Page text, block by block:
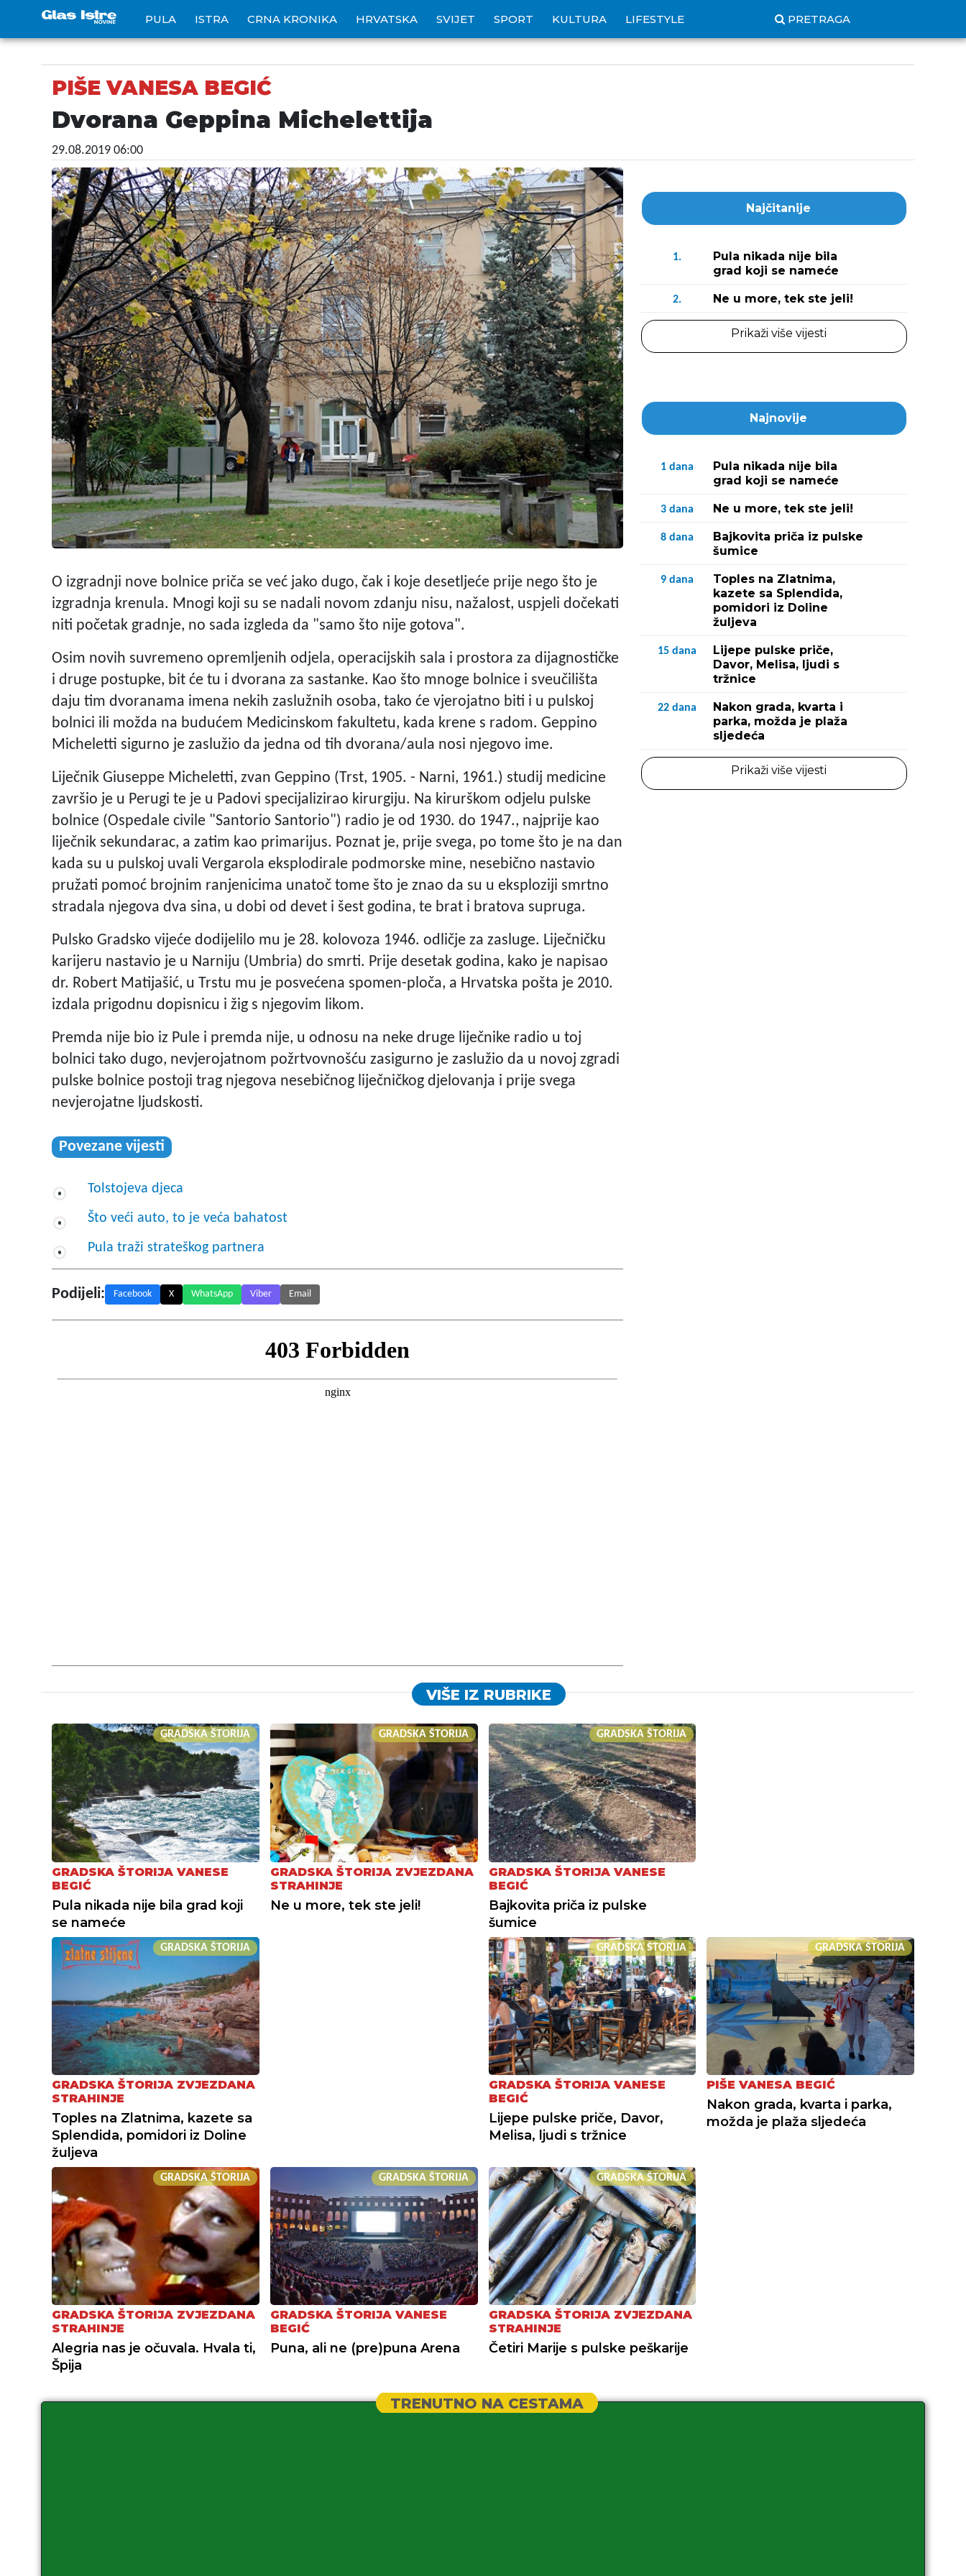
PULA ISTRA CRNA KRONIKA HRVATSKA SVIJET SPORT KULTURA LIFESTYLE PRETRAGA
PIŠE VANESA BEGIĆ
Dvorana Geppina Michelettija
29.08.2019 06:00
O izgradnji nove bolnice priča se već jako dugo, čak i koje desetljeće prije nego što je
izgradnja krenula. Mnogi koji su se nadali novom zdanju nisu, nažalost, uspjeli dočekati
niti početak gradnje, no sada izgleda da "samo što nije gotova".
Osim novih suvremeno opremljenih odjela, operacijskih sala i prostora za dijagnostičke
i druge postupke, bit će tu i dvorana za sastanke. Kao što mnoge bolnice i sveučilišta
daju tim dvoranama imena nekih zaslužnih osoba, tako će vjerojatno biti i u pulskoj
bolnici ili možda na budućem Medicinskom fakultetu, kada krene s radom. Geppino
Micheletti sigurno je zaslužio da jedna od tih dvorana/aula nosi njegovo ime.
Liječnik Giuseppe Micheletti, zvan Geppino (Trst, 1905. - Narni, 1961.) studij medicine
završio je u Perugi te je u Padovi specijalizirao kirurgiju. Na kirurškom odjelu pulske
bolnice (Ospedale civile "Santorio Santorio") radio je od 1930. do 1947., najprije kao
liječnik sekundarac, a zatim kao primarijus. Poznat je, prije svega, po tome što je na dan
kada su u pulskoj uvali Vergarola eksplodirale podmorske mine, nesebično nastavio
pružati pomoć brojnim ranjenicima unatoč tome što je znao da su u eksploziji smrtno
stradala njegova dva sina, u dobi od devet i šest godina, te brat i bratova supruga.
Pulsko Gradsko vijeće dodijelilo mu je 28. kolovoza 1946. odličje za zasluge. Liječničku
karijeru nastavio je u Narniju (Umbria) do smrti. Prije desetak godina, kako je napisao
dr. Robert Matijašić, u Trstu mu je posvećena spomen-ploča, a Hrvatska pošta je 2010.
izdala prigodnu dopisnicu i žig s njegovim likom.
Premda nije bio iz Pule i premda nije, u odnosu na neke druge liječnike radio u toj
bolnici tako dugo, nevjerojatnom požrtvovnošću zasigurno je zaslužio da u novoj zgradi
pulske bolnice postoji trag njegova nesebičnog liječničkog djelovanja i prije svega
nevjerojatne ljudskosti.
Povezane vijesti
Tolstojeva djeca
Što veći auto, to je veća bahatost
Pula traži strateškog partnera
Podijeli: Facebook X WhatsApp Viber Email
Najčitanije
1.
Pula nikada nije bila
grad koji se nameće
2. Ne u more, tek ste jeli!
Prikaži više vijesti
Najnovije
1 dana
Pula nikada nije bila
grad koji se nameće
3 dana Ne u more, tek ste jeli!
8 dana
Bajkovita priča iz pulske
šumice
9 dana
Toples na Zlatnima,
kazete sa Splendida,
pomidori iz Doline
žuljeva
15 dana
Lijepe pulske priče,
Davor, Melisa, ljudi s
tržnice
22 dana
Nakon grada, kvarta i
parka, možda je plaža
sljedeća
Prikaži više vijesti
VIŠE IZ RUBRIKE
GRADSKA ŠTORIJA
GRADSKA ŠTORIJA VANESE
BEGIĆ
Pula nikada nije bila grad koji
se nameće
GRADSKA ŠTORIJA
GRADSKA ŠTORIJA ZVJEZDANA
STRAHINJE
Ne u more, tek ste jeli!
GRADSKA ŠTORIJA
GRADSKA ŠTORIJA VANESE
BEGIĆ
Bajkovita priča iz pulske
šumice
GRADSKA ŠTORIJA
GRADSKA ŠTORIJA ZVJEZDANA
STRAHINJE
Toples na Zlatnima, kazete sa
Splendida, pomidori iz Doline
žuljeva
GRADSKA ŠTORIJA
GRADSKA ŠTORIJA VANESE
BEGIĆ
Lijepe pulske priče, Davor,
Melisa, ljudi s tržnice
GRADSKA ŠTORIJA
PIŠE VANESA BEGIĆ
Nakon grada, kvarta i parka,
možda je plaža sljedeća
GRADSKA ŠTORIJA
GRADSKA ŠTORIJA ZVJEZDANA
STRAHINJE
Alegria nas je očuvala. Hvala ti,
Špija
GRADSKA ŠTORIJA
GRADSKA ŠTORIJA VANESE
BEGIĆ
Puna, ali ne (pre)puna Arena
GRADSKA ŠTORIJA
GRADSKA ŠTORIJA ZVJEZDANA
STRAHINJE
Četiri Marije s pulske peškarije
TRENUTNO NA CESTAMA